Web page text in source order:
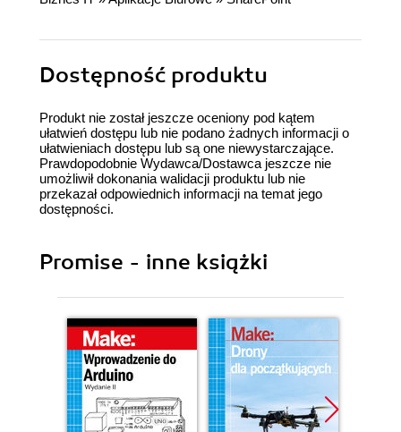
Dostępność produktu
Produkt nie został jeszcze oceniony pod kątem
ułatwień dostępu lub nie podano żadnych informacji o
ułatwieniach dostępu lub są one niewystarczające.
Prawdopodobnie Wydawca/Dostawca jeszcze nie
umożliwił dokonania walidacji produktu lub nie
przekazał odpowiednich informacji na temat jego
dostępności.
Promise - inne książki